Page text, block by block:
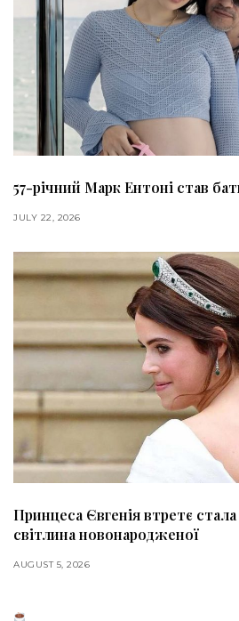
57-річний Марк Ентоні став
JULY 22, 2026
Принцеса Євгенія втретє
світлина новонародженої
AUGUST 5, 2026